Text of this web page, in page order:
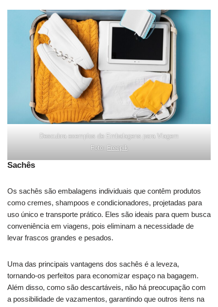
Descubra exemplos de Embalagens para Viagem
Foto: Freepik
Sachês
Os sachês são embalagens individuais que contêm produtos
como cremes, shampoos e condicionadores, projetadas para
uso único e transporte prático. Eles são ideais para quem busca
conveniência em viagens, pois eliminam a necessidade de
levar frascos grandes e pesados.
Uma das principais vantagens dos sachês é a leveza,
tornando-os perfeitos para economizar espaço na bagagem.
Além disso, como são descartáveis, não há preocupação com
a possibilidade de vazamentos, garantindo que outros itens na